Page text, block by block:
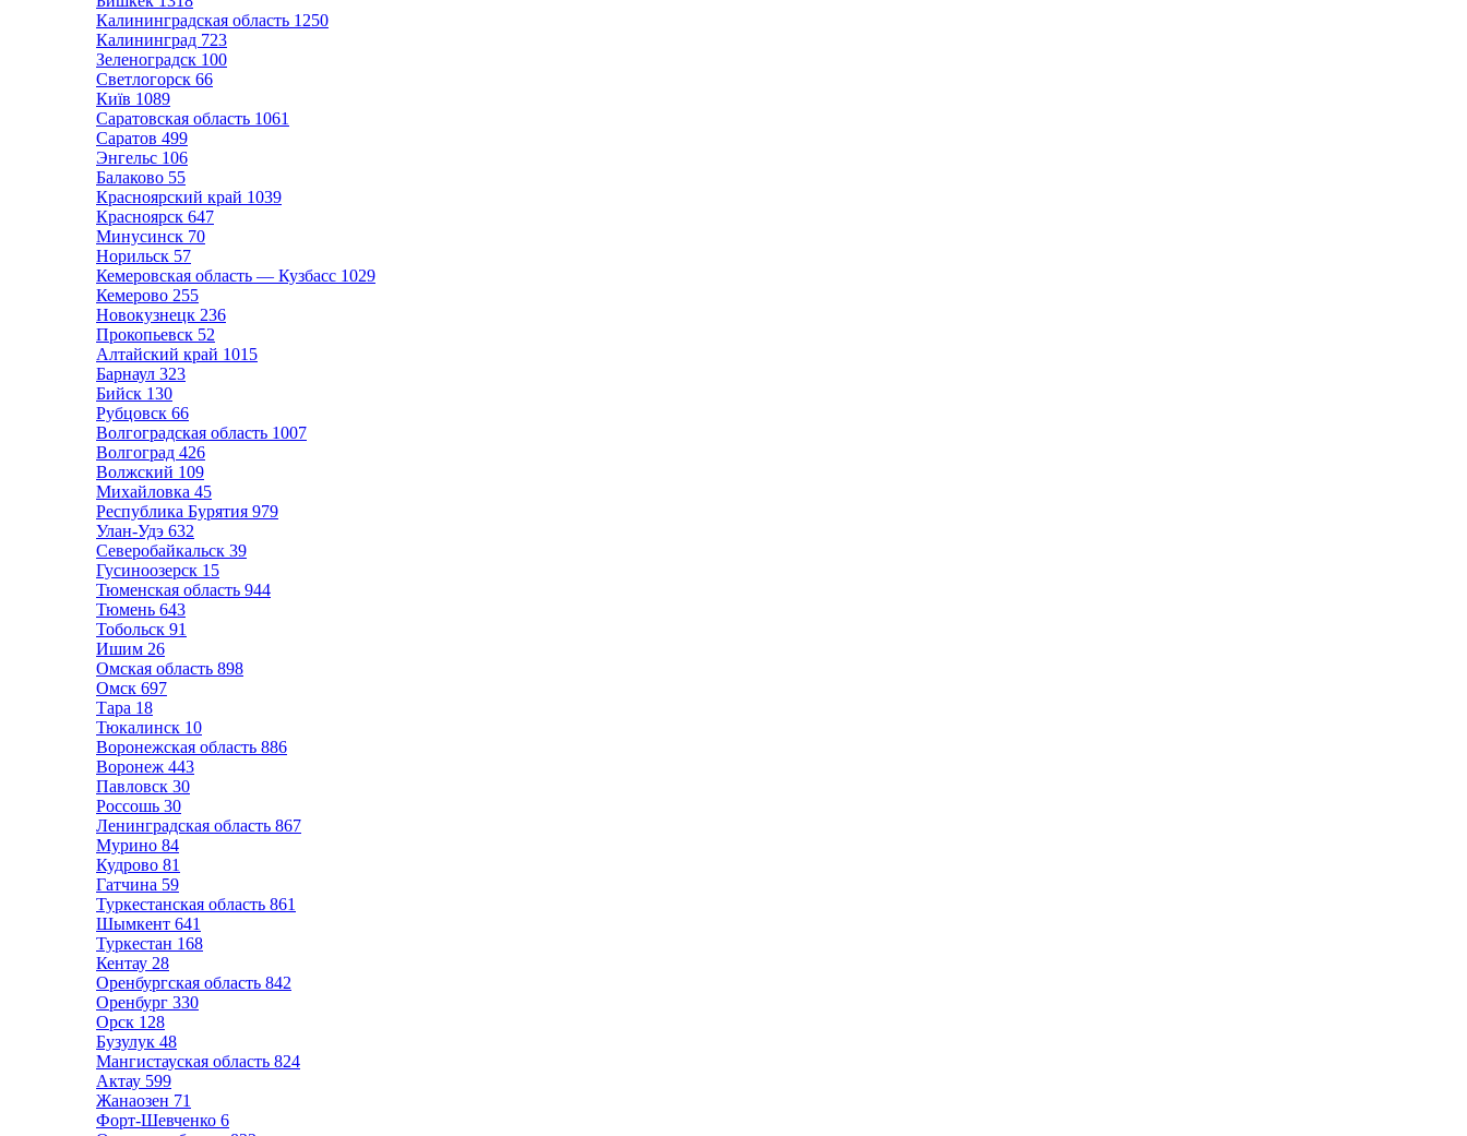
Калининградская область 1250
Калининград 723
Зеленоградск 100
Светлогорск 66
Київ 1089
Саратовская область 1061
Саратов 499
Энгельс 106
Балаково 55
Красноярский край 1039
Красноярск 647
Минусинск 70
Норильск 57
Кемеровская область — Кузбасс 1029
Кемерово 255
Новокузнецк 236
Прокопьевск 52
Алтайский край 1015
Барнаул 323
Бийск 130
Рубцовск 66
Волгоградская область 1007
Волгоград 426
Волжский 109
Михайловка 45
Республика Бурятия 979
Улан-Удэ 632
Северобайкальск 39
Гусиноозерск 15
Тюменская область 944
Тюмень 643
Тобольск 91
Ишим 26
Омская область 898
Омск 697
Тара 18
Тюкалинск 10
Воронежская область 886
Воронеж 443
Павловск 30
Россошь 30
Ленинградская область 867
Мурино 84
Кудрово 81
Гатчина 59
Туркестанская область 861
Шымкент 641
Туркестан 168
Кентау 28
Оренбургская область 842
Оренбург 330
Орск 128
Бузулук 48
Мангистауская область 824
Актау 599
Жанаозен 71
Форт-Шевченко 6